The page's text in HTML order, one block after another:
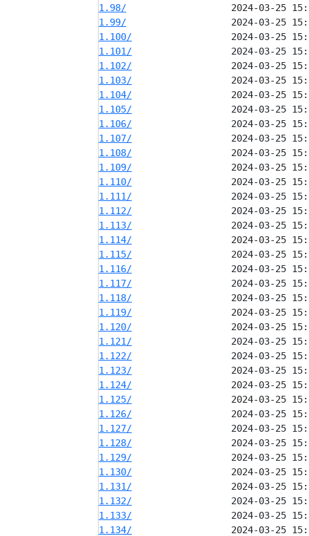
1.98/
1.99/
1.100/
1.101/
1.102/
1.103/
1.104/
1.105/
1.106/
1.107/
1.108/
1.109/
1.110/
1.111/
1.112/
1.113/
1.114/
1.115/
1.116/
1.117/
1.118/
1.119/
1.120/
1.121/
1.122/
1.123/
1.124/
1.125/
1.126/
1.127/
1.128/
1.129/
1.130/
1.131/
1.132/
1.133/
1.134/